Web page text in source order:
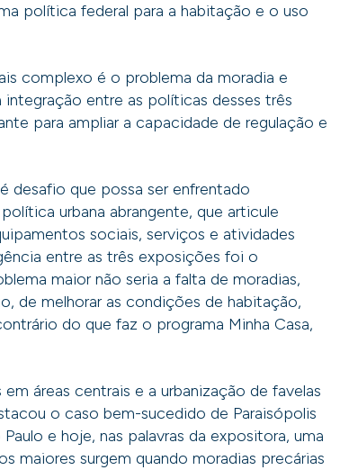
política federal para a habitação e o uso
complexo é o problema da moradia e
entre as políticas desses três
para ampliar a capacidade de regulação e
desafio que possa ser enfrentado
urbana abrangente, que articule
sociais, serviços e atividades
entre as três exposições foi o
maior não seria a falta de moradias,
de melhorar as condições de habitação,
do que faz o programa Minha Casa,
áreas centrais e a urbanização de favelas
o caso bem-sucedido de Paraisópolis
e hoje, nas palavras da expositora, uma
maiores surgem quando moradias precárias